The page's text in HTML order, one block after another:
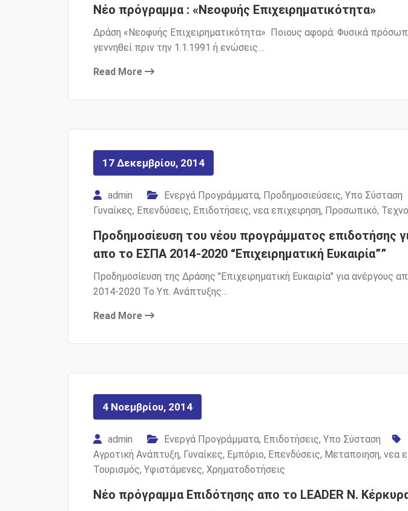
Νέο πρόγραμμα : «Νεοφυής Επιχειρηματικότητα»
Δράση «Νεοφυής Επιχειρηματικότητα» Ποιους αφορά: Φυσικά
γεννηθεί πριν την 1.1.1991 ή ενώσεις…
Read More
17 Δεκεμβρίου, 2014
admin Ενεργά Προγράμματα, Προδημοσιεύσεις, Υπο Σύσταση
Γυναίκες, Επενδύσεις, Επιδοτήσεις, νεα επιχειρηση, Προσωπικό,
Προδημοσίευση του νέου προγράμματος επιδοτήσης
απο το ΕΣΠΑ 2014-2020 “Επιχειρηματική Ευκαιρία””
Προδημοσίευση της Δράσης "Επιχειρηματική Ευκαιρία" για ανέργους
2014-2020 Το Υπ. Ανάπτυξης…
Read More
4 Νοεμβρίου, 2014
admin Ενεργά Προγράμματα, Επιδοτήσεις, Υπο Σύσταση
Αγροτική Ανάπτυξη, Γυναίκες, Εμπόριο, Επενδύσεις, Μεταποιηση, νεα
Τουρισμός, Υφιστάμενες, Χρηματοδοτήσεις
Νέο πρόγραμμα Επιδότησης απο το LEADER Ν.